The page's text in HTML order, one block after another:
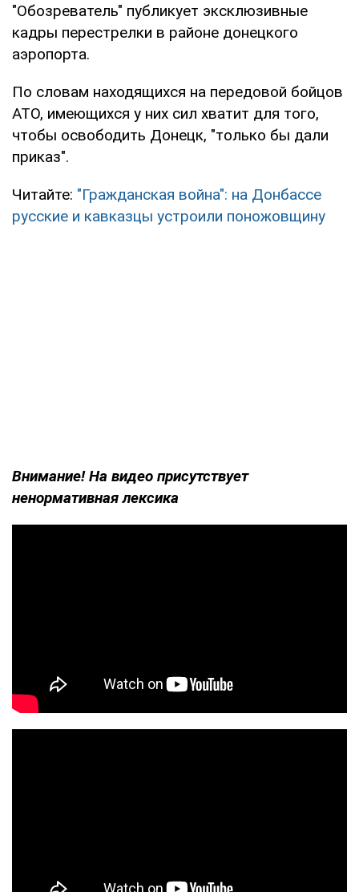
"Обозреватель" публикует эксклюзивные
кадры перестрелки в районе донецкого
аэропорта.
По словам находящихся на передовой бойцов
АТО, имеющихся у них сил хватит для того,
чтобы освободить Донецк, "только бы дали
приказ".
Читайте: "Гражданская война": на Донбассе
русские и кавказцы устроили поножовщину
Внимание! На видео присутствует
ненормативная лексика